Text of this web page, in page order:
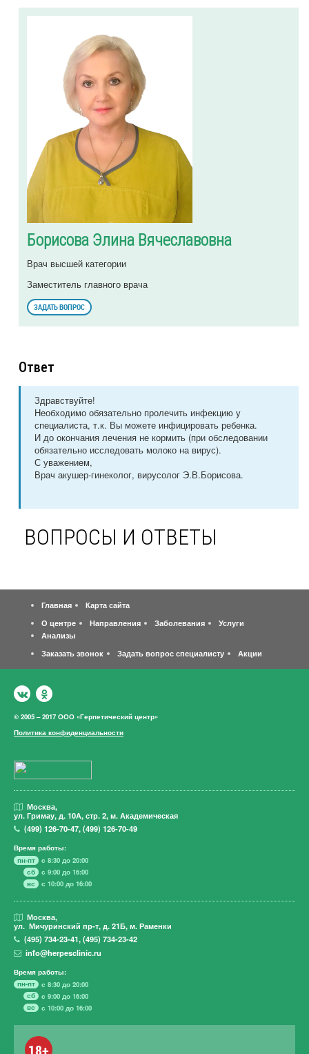
Борисова Элина Вячеславовна
Врач высшей категории
Заместитель главного врача
ЗАДАТЬ ВОПРОС
Ответ
Здравствуйте!
Необходимо обязательно пролечить инфекцию у
специалиста, т.к. Вы можете инфицировать ребенка.
И до окончания лечения не кормить (при обследовании
обязательно исследовать молоко на вирус).
С уважением,
Врач акушер-гинеколог, вирусолог Э.В.Борисова.
ВОПРОСЫ И ОТВЕТЫ
Главная
Карта сайта
О центре
Направления Заболевания
Услуги
Анализы
Заказать звонок
Задать вопрос специалисту Акции
© 2005 – 2017 ООО «Герпетический центр»
Политика конфиденциальности
Москва,
ул. Гримау, д. 10А, стр. 2, м. Академическая
(499)126-70-47,(499)126-70-49
Время работы:
пн-пт
с 8:30 до 20:00
сб
с 9:00 до 16:00
вс
с 10:00 до 16:00
Москва,
ул. Мичуринский пр-т, д. 21Б, м. Раменки
(495)734-23-41,(495)734-23-42
info@herpesclinic.ru
Время работы:
пн-пт
с 8:30 до 20:00
сб
с 9:00 до 16:00
вс
с 10:00 до 16:00
18+